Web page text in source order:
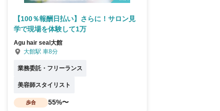
【100％報酬日払い】さらに！サロン見
学で現場を体験して1万
Agu hair seal大館
大館駅 車8分
業務委託・フリーランス
美容師スタイリスト
歩合 55%〜